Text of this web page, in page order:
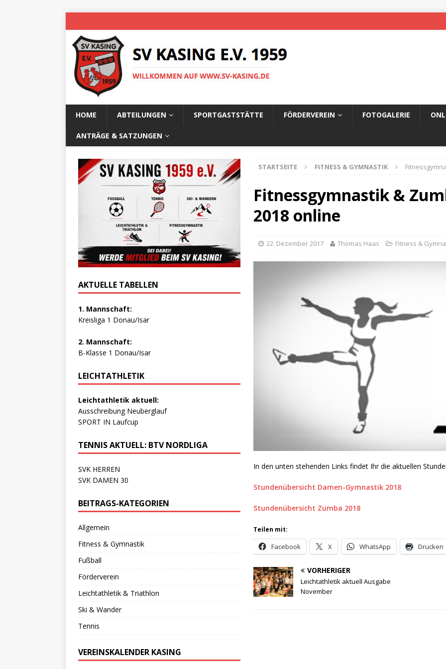
HOME ABTEILUNGEN SPORTGASTSTÄTTE FÖRDERVEREIN FOTOGALERIE
ANTRÄGE & SATZUNGEN
STARTSEITE FITNESS & GYMNASTIK
Fitnessgymnastik &
2018 online
22. Dezember 2017 Thomas Haas Fitness &
In den unten stehenden Links findet Ihr die aktuellen
Stundenübersicht Damen-Gymnastik 2018
Stundenübersicht Zumba 2018
Teilen mit:
Facebook X WhatsApp Drucken
VORHERIGER
Leichtathletik aktuell Ausgabe
November
AKTUELLE TABELLEN
1. Mannschaft:
Kreisliga 1 Donau/Isar
2. Mannschaft:
B-Klasse 1 Donau/Isar
LEICHTATHLETIK
Leichtathletik aktuell:
Ausschreibung Neuberglauf
SPORT IN Laufcup
TENNIS AKTUELL: BTV NORDLIGA
SVK HERREN
SVK DAMEN 30
BEITRAGS-KATEGORIEN
Allgemein
Fitness & Gymnastik
Fußball
Förderverein
Leichtathletik & Triathlon
Ski & Wander
Tennis
VEREINSKALENDER KASING